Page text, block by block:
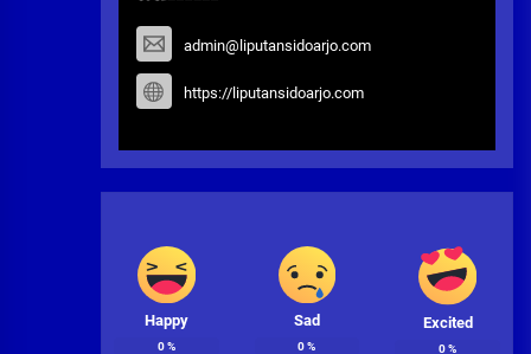
admin@liputansidoarjo.com
https://liputansidoarjo.com
Happy
0%
Sad
0%
Excited
0%